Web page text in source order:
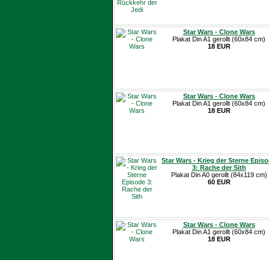
Star Wars - Clone Wars
Plakat Din A1 gerollt (60x84 cm)
18 EUR
Star Wars - Clone Wars
Plakat Din A1 gerollt (60x84 cm)
18 EUR
Star Wars - Krieg der Sterne
3: Rache der Sith
Plakat Din A0 gerollt (84x119 cm)
60 EUR
Star Wars - Clone Wars
Plakat Din A1 gerollt (60x84 cm)
18 EUR